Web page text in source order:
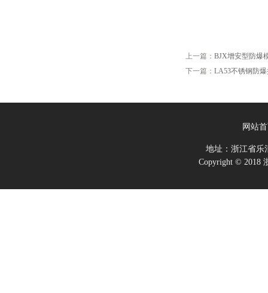
上一篇： BJX增安型防爆
下一篇： LA53不锈钢防
网站
地址：浙江省
Copyright © 2018